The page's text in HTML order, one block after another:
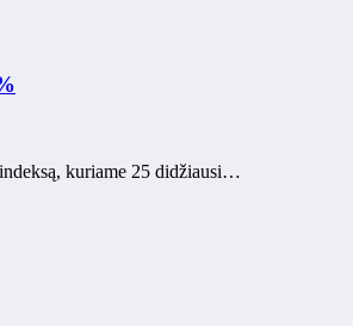
kuriame 25 didžiausi…